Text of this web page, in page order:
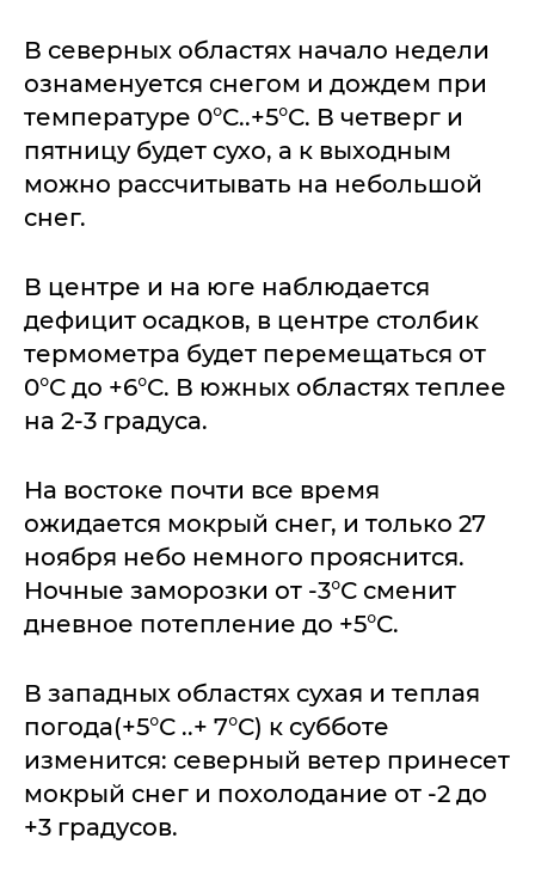
В северных областях начало недели
ознаменуется снегом и дождем при
температуре 0°С..+5°С. В четверг и
пятницу будет сухо, а к выходным
можно рассчитывать на небольшой
снег.
В центре и на юге наблюдается
дефицит осадков, в центре столбик
термометра будет перемещаться от
0°С до +6°С. В южных областях теплее
на 2-3 градуса.
На востоке почти все время
ожидается мокрый снег, и только 27
ноября небо немного прояснится.
Ночные заморозки от -3°С сменит
дневное потепление до +5°С.
В западных областях сухая и теплая
погода(+5°С ..+ 7°С) к субботе
изменится: северный ветер принесет
мокрый снег и похолодание от -2 до
+3 градусов.